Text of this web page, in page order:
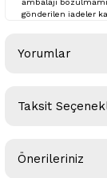
ambalajı
gönderilen iadeler
Yorumlar
Taksit
Önerileriniz